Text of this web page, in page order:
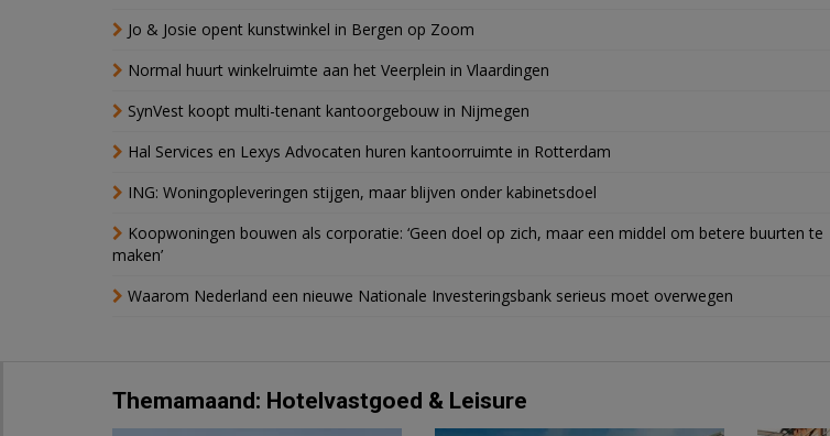
Jo & Josie opent kunstwinkel in Bergen op Zoom
Normal huurt winkelruimte aan het Veerplein in Vlaardingen
SynVest koopt multi-tenant kantoorgebouw in Nijmegen
Hal Services en Lexys Advocaten huren kantoorruimte in Rotterdam
ING: Woningopleveringen stijgen, maar blijven onder kabinetsdoel
Koopwoningen bouwen als corporatie: ‘Geen doel op zich, maar een middel om betere buurten te
maken’
Waarom Nederland een nieuwe Nationale Investeringsbank serieus moet overwegen
Themamaand: Hotelvastgoed & Leisure